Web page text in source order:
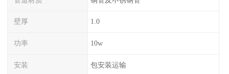
壁厚 1.0
功率 10w
安装 包安装运输